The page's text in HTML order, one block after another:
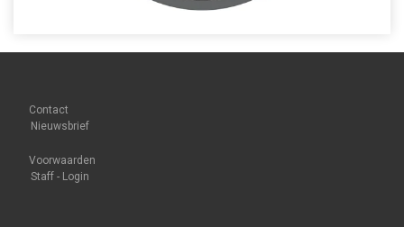
Contact
Nieuwsbrief
Voorwaarden
Staff - Login